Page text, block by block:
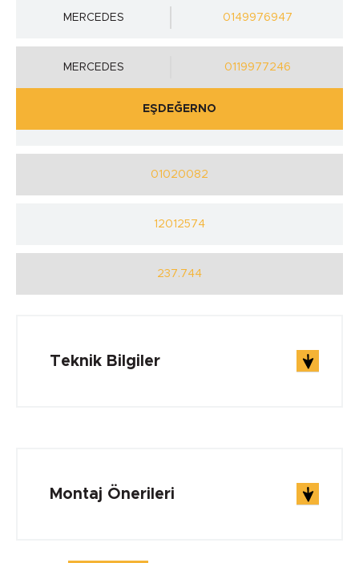
MERCEDES 0149976947
MERCEDES 0119977246
EŞDEĞERNO
01020082
12012574
237.744
Teknik Bilgiler
Çalışma Sıcaklığı max.
Montaj Önerileri